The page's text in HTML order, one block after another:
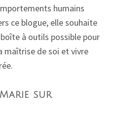
humains
ce blogue, elle souhaite
à outils possible pour
maîtrise de soi et vivre
sur